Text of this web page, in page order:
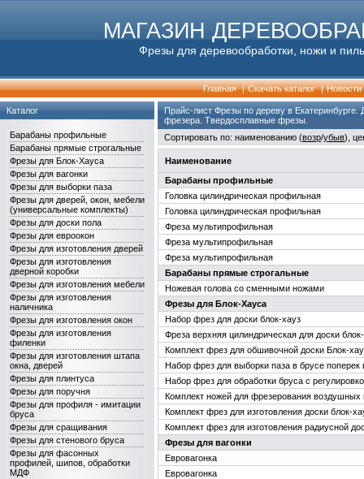
МАГАЗИН
Фрезы для деревообработки, ножи и
Главная | Скачать каталог | Новости
Каталог
Барабаны профильные
Барабаны прямые строгальные
Фрезы для Блок-Хауса
Фрезы для вагонки
Фрезы для выборки паза
Фрезы для дверей, окон, мебели
(универсальные комплекты)
Фрезы для доски пола
Фрезы для евроокон
Фрезы для изготовления дверей
Фрезы для изготовления
дверной коробки
Фрезы для изготовления мебели
Фрезы для изготовления
наличника
Фрезы для изготовления окон
Фрезы для изготовления
филенки
Фрезы для изготовления штапа
окна, дверей
Фрезы для плинтуса
Фрезы для поручня
Фрезы для профиля - имитации
бруса
Фрезы для сращивания
Фрезы для стенового бруса
Фрезы для фасонных
профилей, шипов, обработки
МДФ
Прайс-лист Фрезы по дереву в
фрезера. Твердосплавные фрезы.
Сортировать по: наименованию (возр/убыв),
Наименование
Барабаны профильные
Головка цилиндрическая профильная
Головка цилиндрическая профильная
Фреза мультипрофильная
Фреза мультипрофильная
Фреза мультипрофильная
Барабаны прямые строгальные
Ножевая голова со сменными ножами
Фрезы для Блок-Хауса
Набор фрез для доски блок-хауз
Фреза верхняя цилиндрическая для доски
Комплект фрез для обшивочной доски Блок-
Набор фрез для выборки паза в брусе поперек
Набор фрез для обработки бруса с
Комплект ножей для фрезерования воздушных
Комплект фрез для изготовления доски блок-
Комплект фрез для изготовления радиусной
Фрезы для вагонки
Евровагонка
Евровагонка